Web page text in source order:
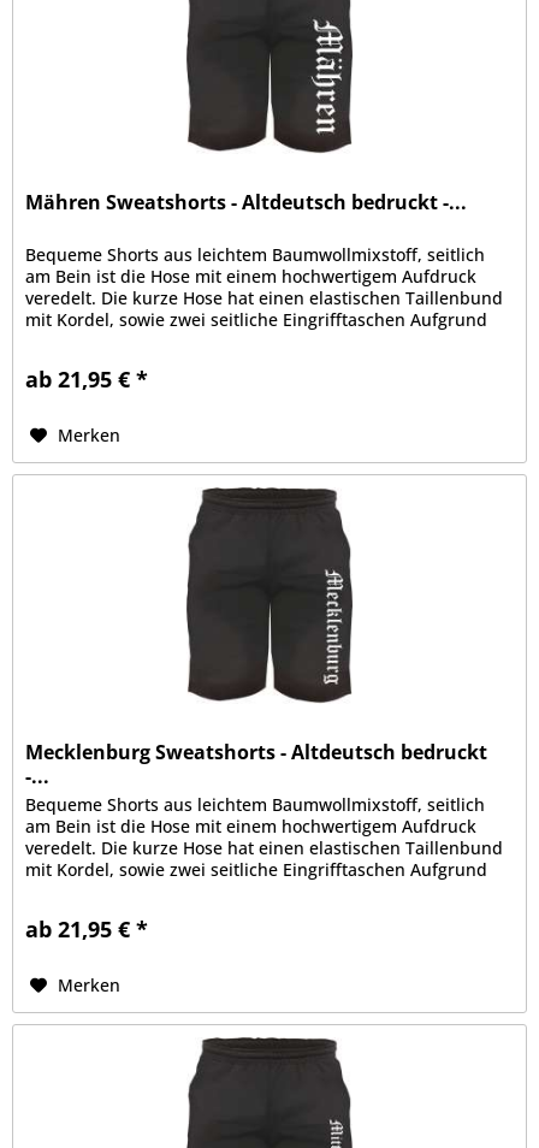
Mähren Sweatshorts - Altdeutsch bedruckt -...
Bequeme Shorts aus leichtem Baumwollmixstoff, seitlich
am Bein ist die Hose mit einem hochwertigem Aufdruck
veredelt. Die kurze Hose hat einen elastischen Taillenbund
mit Kordel, sowie zwei seitliche Eingrifftaschen Aufgrund
ab 21,95 € *
Merken
Mecklenburg Sweatshorts - Altdeutsch bedruckt
-...
Bequeme Shorts aus leichtem Baumwollmixstoff, seitlich
am Bein ist die Hose mit einem hochwertigem Aufdruck
veredelt. Die kurze Hose hat einen elastischen Taillenbund
mit Kordel, sowie zwei seitliche Eingrifftaschen Aufgrund
ab 21,95 € *
Merken